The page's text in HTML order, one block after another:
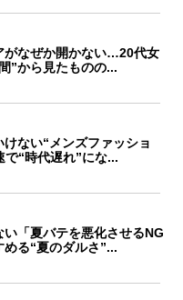
がなぜか開かない…20代女
”から見たものの...
けない“メンズファッショ
で“時代遅れ”にな...
「夏バテを悪化させるNG
る“夏のダルさ”...